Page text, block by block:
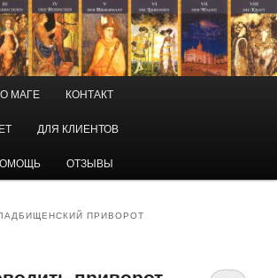
и магическая помощь
О МАГЕ КОНТАКТ
ДЛЯ КЛИЕНТОВ
ОТЗЫВЫ
ПРИВОРОТ